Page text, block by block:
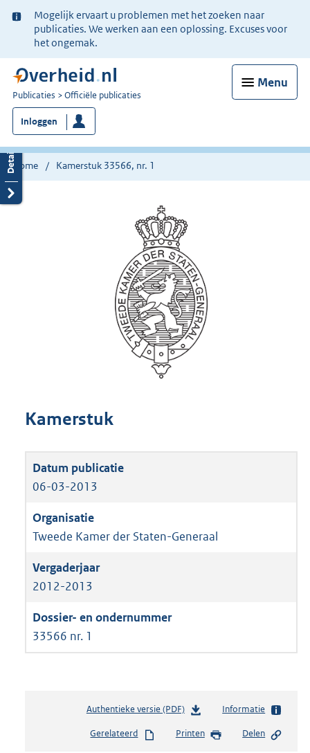
Ter
informatie:
Mogelijk ervaart u problemen met het zoeken naar
publicaties. We werken aan een oplossing. Excuses voor
het ongemak.
Menu
U
bent
nu
hier:
Publicaties Officiële publicaties
Inloggen
Home Kamerstuk 33566, nr. 1
Kamerstuk
06-03-2013
Tweede Kamer der Staten-Generaal
2012-2013
33566 nr. 1
Authentieke versie (PDF)b
s
Informatie
Gerelateerd Printen Delen